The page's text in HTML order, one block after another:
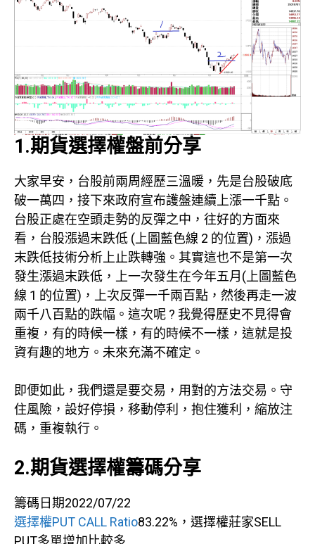
1.期貨選擇權盤前分享
大家早安，台股前兩周經歷三溫暖，先是台股破底
破一萬四，接下來政府宣布護盤連續上漲一千點。
台股正處在空頭走勢的反彈之中，往好的方面來
看，台股漲過末跌低 (上圖藍色線 2 的位置)，漲過
末跌低技術分析上止跌轉強。其實這也不是第一次
發生漲過末跌低，上一次發生在今年五月(上圖藍色
線 1 的位置)，上次反彈一千兩百點，然後再走一波
兩千八百點的跌幅。這次呢 ? 我覺得歷史不見得會
重複，有的時候一樣，有的時候不一樣，這就是投
資有趣的地方。未來充滿不確定。
即便如此，我們還是要交易，用對的方法交易。守
住風險，設好停損，移動停利，抱住獲利，縮放注
碼，重複執行。
2.期貨選擇權籌碼分享
籌碼日期2022/07/22
選擇權PUT CALL Ratio83.22%，選擇權莊家SELL
PUT多單增加比較多